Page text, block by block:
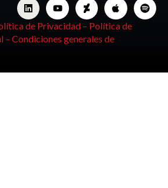
de Privacidad – Política de
– Condiciones generales de